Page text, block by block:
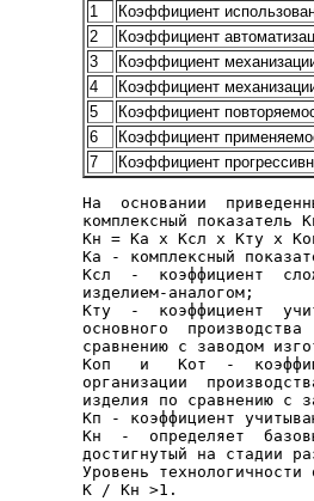
1
Коэффициент
2
Коэффициент
3
Коэффициент
4
Коэффициент
5
Коэффициент
6
Коэффициент
7
Коэффициент
На  основании
комплексный показатель
Кн = Ка х Ксл х Кту х
Ка - комплексный
Ксл  -  коэффициент
изделием-аналогом;
Кту  -  коэффициент
основного
сравнению с заводом
Коп   и   Кот  -
организации
изделия по сравнению с
Кп - коэффициент
Кн  -  определяет
достигнутый на стадии
Уровень
К / Кн >1.